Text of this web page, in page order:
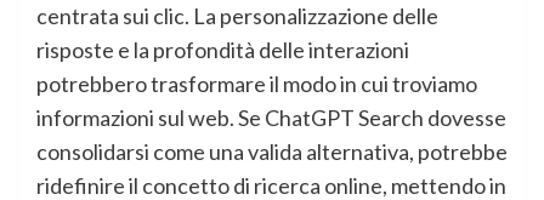
centrata sui clic. La personalizzazione delle
risposte e la profondità delle interazioni
potrebbero trasformare il modo in cui troviamo
informazioni sul web. Se ChatGPT Search dovesse
consolidarsi come una valida alternativa, potrebbe
ridefinire il concetto di ricerca online, mettendo in